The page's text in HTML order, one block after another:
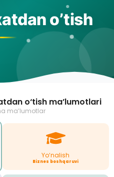
o’tish
o‘tish ma’lumotlari
ma’lumotlar
Yo‘nalish
Biznes boshqaruvi